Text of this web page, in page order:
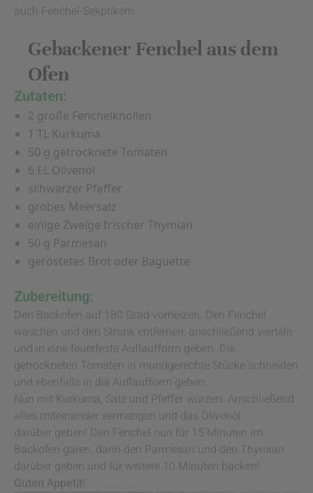
auch Fenchel-Sekptikern.
Gebackener Fenchel aus dem
Ofen
Zutaten:
2 große Fenchelknollen
1 TL Kurkuma
50 g getrocknete Tomaten
6 EL Olivenöl
schwarzer Pfeffer
grobes Meersalz
einige Zweige frischer Thymian
50 g Parmesan
geröstetes Brot oder Baguette
Zubereitung:
Den Backofen auf 180 Grad vorheizen. Den Fenchel
waschen und den Strunk entfernen, anschließend vierteln
und in eine feuerfeste Auflaufform geben. Die
getrockneten Tomaten in mundgerechte Stücke schneiden
und ebenfalls in die Auflaufform geben.
Nun mit Kurkuma, Salz und Pfeffer würzen. Anschließend
alles miteinander vermengen und das Olivenöl
darüber geben! Den Fenchel nun für 15 Minuten im
Backofen garen, dann den Parmesan und den Thymian
darüber geben und für weitere 10 Minuten backen!
Guten Appetit!